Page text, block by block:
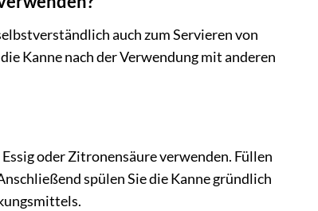
auch zum Servieren von
Kanne nach der Verwendung mit anderen
oder Zitronensäure verwenden. Füllen
spülen Sie die Kanne gründlich